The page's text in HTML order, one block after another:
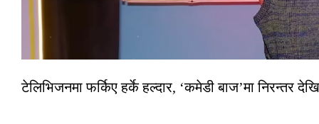
टेलिभिजनमा फर्किए हर्के हल्दार, ‘कमेडी बाज’मा निरन्तर